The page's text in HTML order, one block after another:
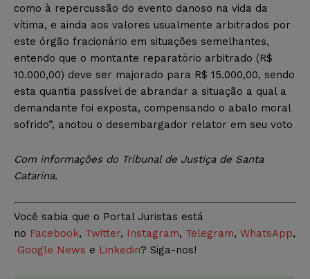
como à repercussão do evento danoso na vida da
vítima, e ainda aos valores usualmente arbitrados por
este órgão fracionário em situações semelhantes,
entendo que o montante reparatório arbitrado (R$
10.000,00) deve ser majorado para R$ 15.000,00, sendo
esta quantia passível de abrandar a situação a qual a
demandante foi exposta, compensando o abalo moral
sofrido”, anotou o desembargador relator em seu voto
Com informações do Tribunal de Justiça de Santa
Catarina.
Você sabia que o Portal Juristas está
no Facebook, Twitter, Instagram, Telegram, WhatsApp,
Google News e Linkedin? Siga-nos!